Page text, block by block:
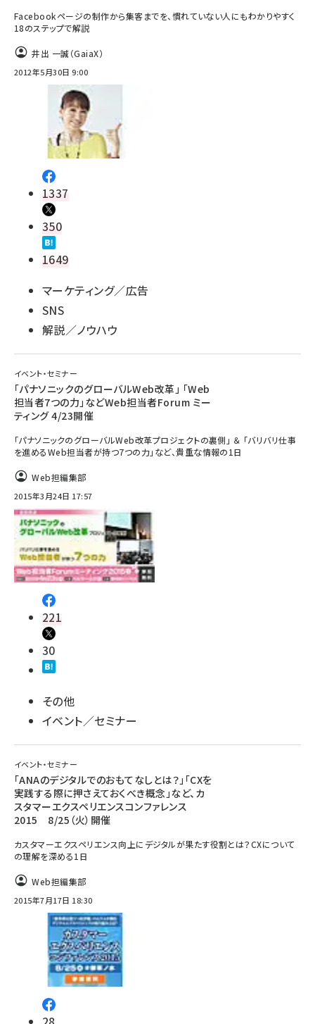
Facebookページの制作から集客までを、慣れていない人にもわかりやすく
18のステップで解説
井出 一誠（GaiaX）
2012年5月30日 9:00
1337
350
1649
マーケティング／広告
SNS
解説／ノウハウ
イベント・セミナー
「パナソニックのグローバルWeb改革」 「Web
担当者7つの力」などWeb担当者Forum ミー
ティング 4/23開催
「パナソニックのグローバルWeb改革プロジェクトの裏側」 ＆ 「バリバリ仕事
を進めるWeb担当者が持つ7つの力」など、貴重な情報の1日
Web担編集部
2015年3月24日 17:57
221
30
その他
イベント／セミナー
イベント・セミナー
「ANAのデジタルでのおもてなしとは？」「CXを
実践する際に押さえておくべき概念」など、カ
スタマーエクスペリエンスコンファレンス
2015 8/25（火）開催
カスタマーエクスペリエンス向上にデジタルが果たす役割とは？CXについて
の理解を深める1日
Web担編集部
2015年7月17日 18:30